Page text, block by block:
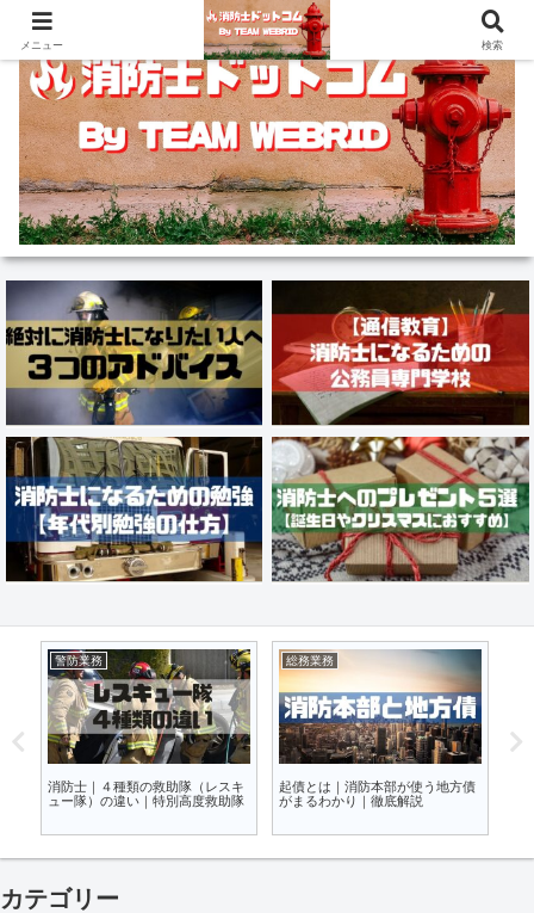
警防業務
ＣＢＲＮＥ災害｜NBC災害との違
いとゾーニングマニュアル
防災・火災予防知識
火災事例から見る｜加熱式タバコ
と電子タバコの火事関連性
カテゴリー
メニュー 検索